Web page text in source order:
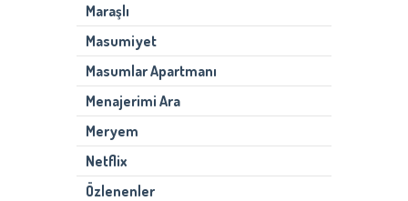
Maraşlı
Masumiyet
Masumlar Apartmanı
Menajerimi Ara
Meryem
Netflix
Özlenenler